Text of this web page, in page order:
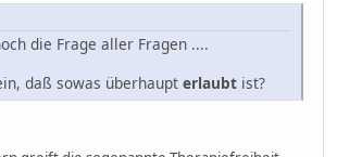
die Frage aller Fragen ....
daß sowas überhaupt erlaubt ist?